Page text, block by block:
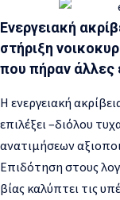
Ενεργειακή
στήριξη
που πήραν
Η ενεργειακή
επιλέξει –διόλου
ανατιμήσεων
Επιδότηση στους
βίας καλύπτει τις